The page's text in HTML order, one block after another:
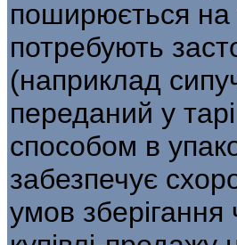
поширюється на
потребують
(наприклад
переданий у
способом в
забезпечує
умов